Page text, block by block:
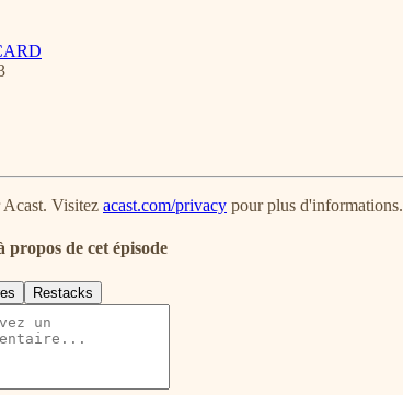
Acast. Visitez acast.com/privacy pour plus d'informations.
propos de cet épisode
Restacks